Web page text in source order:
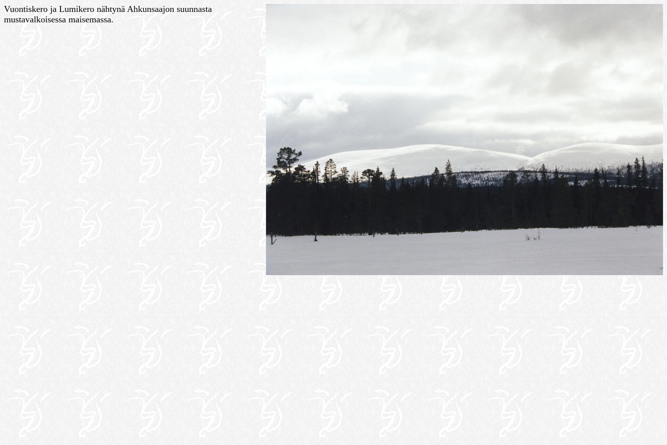
Vuontiskero ja Lumikero nähtynä Ahkunsaajon suunnasta
mustavalkoisessa maisemassa.